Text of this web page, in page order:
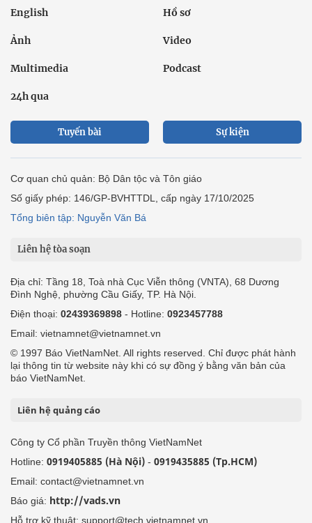
English Hồ sơ
Ảnh Video
Multimedia Podcast
24h qua
Tuyến bài Sự kiện
Cơ quan chủ quản: Bộ Dân tộc và Tôn giáo
Số giấy phép: 146/GP-BVHTTDL, cấp ngày 17/10/2025
Tổng biên tập: Nguyễn Văn Bá
Liên hệ tòa soạn
Địa chỉ: Tầng 18, Toà nhà Cục Viễn thông (VNTA), 68 Dương
Đình Nghệ, phường Cầu Giấy, TP. Hà Nội.
Điện thoại: 02439369898 - Hotline: 0923457788
Email: vietnamnet@vietnamnet.vn
© 1997 Báo VietNamNet. All rights reserved. Chỉ được phát hành
lại thông tin từ website này khi có sự đồng ý bằng văn bản của
báo VietNamNet.
Liên hệ quảng cáo
Công ty Cổ phần Truyền thông VietNamNet
Hotline: 0919405885 (Hà Nội) - 0919435885 (Tp.HCM)
Email: contact@vietnamnet.vn
Báo giá: http://vads.vn
Hỗ trợ kỹ thuật: support@tech.vietnamnet.vn